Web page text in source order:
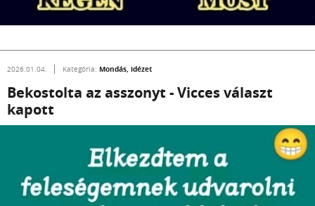
2026.01.04. Kategória: Mondás, idézet
Bekostolta az asszonyt - Vicces választ
kapott